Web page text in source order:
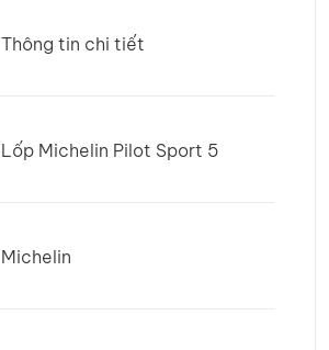
Thông tin chi tiết
Lốp Michelin Pilot Sport 5
Michelin